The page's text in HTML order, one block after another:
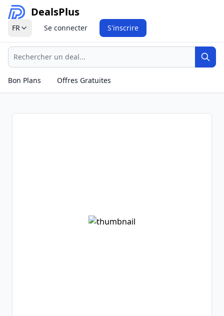
DealsPlus
FR Se connecter S'inscrire
Recherche
Bon Plans
Offres Gratuites